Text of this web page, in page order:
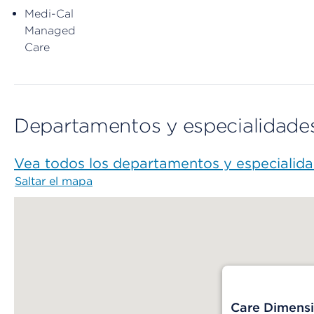
Medi-Cal
Managed
Care
Departamentos y
Vea todos los departamentos y
Saltar el mapa
Care